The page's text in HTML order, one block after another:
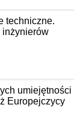
techniczne.
inżynierów
umiejętności
Europejczycy